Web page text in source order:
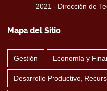
2021 - Dirección de
Mapa del Sitio
Gestión Economía y
Desarrollo Productivo,